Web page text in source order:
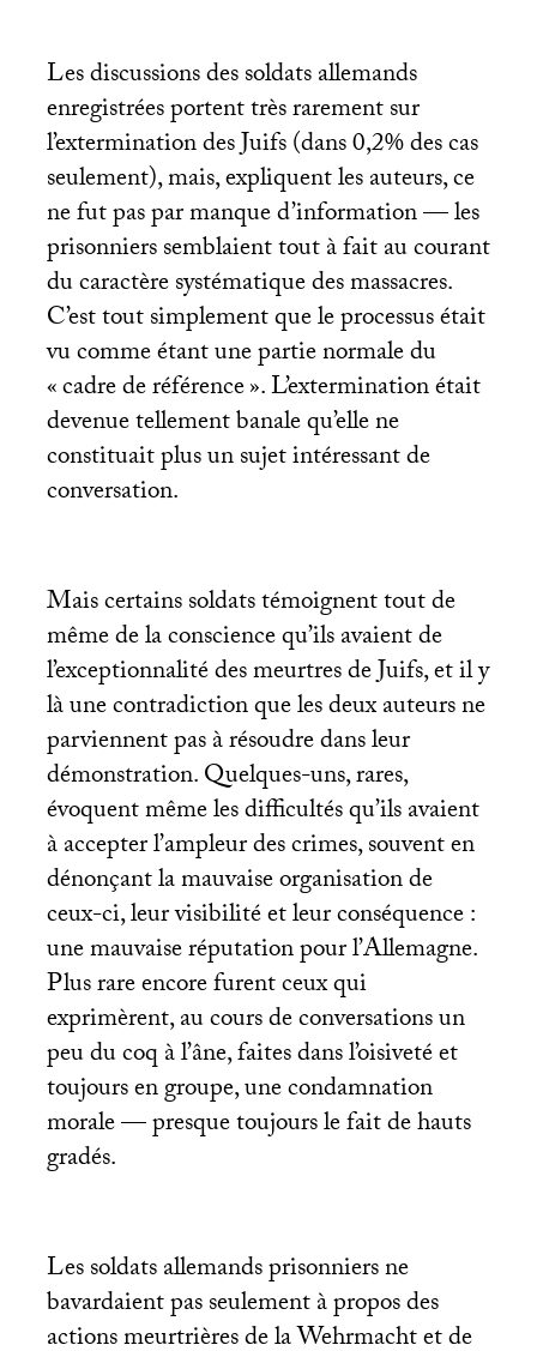
Les discussions des soldats allemands
enregistrées portent très rarement sur
l’extermination des Juifs (dans 0,2% des cas
seulement), mais, expliquent les auteurs, ce
ne fut pas par manque d’information — les
prisonniers semblaient tout à fait au courant
du caractère systématique des massacres.
C’est tout simplement que le processus était
vu comme étant une partie normale du
«cadre de référence». L’extermination était
devenue tellement banale qu’elle ne
constituait plus un sujet intéressant de
conversation.
Mais certains soldats témoignent tout de
même de la conscience qu’ils avaient de
l’exceptionnalité des meurtres de Juifs, et il y
là une contradiction que les deux auteurs ne
parviennent pas à résoudre dans leur
démonstration. Quelques-uns, rares,
évoquent même les difficultés qu’ils avaient
à accepter l’ampleur des crimes, souvent en
dénonçant la mauvaise organisation de
ceux-ci, leur visibilité et leur conséquence :
une mauvaise réputation pour l’Allemagne.
Plus rare encore furent ceux qui
exprimèrent, au cours de conversations un
peu du coq à l’âne, faites dans l’oisiveté et
toujours en groupe, une condamnation
morale — presque toujours le fait de hauts
gradés.
Les soldats allemands prisonniers ne
bavardaient pas seulement à propos des
actions meurtrières de la Wehrmacht et de